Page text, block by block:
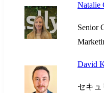
Natalie
Senior
David
セキュ